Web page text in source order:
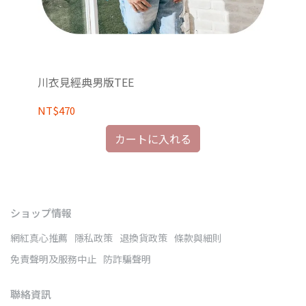
川衣見經典男版TEE
NT$470
カートに入れる
ショップ情報
網紅真心推薦 隱私政策 退換貨政策 條款與細則
免責聲明及服務中止 防詐騙聲明
聯絡資訊